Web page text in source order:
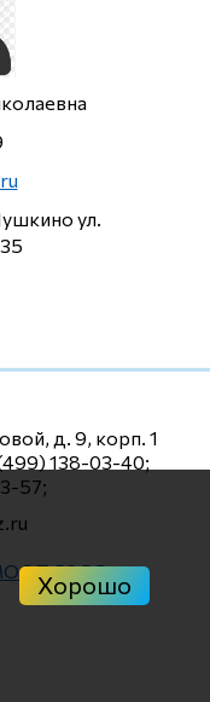
ул.
д. 9, корп. 1
138-03-40;
57;
РЗ РФ
Хорошо